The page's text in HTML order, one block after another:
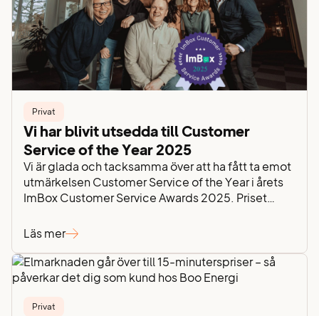
Privat
Vi har blivit utsedda till Customer
Service of the Year 2025
Vi är glada och tacksamma över att ha fått ta emot
utmärkelsen Customer Service of the Year i årets
ImBox Customer Service Awards 2025. Priset
på ett engagerat, tillgängligt och användarvänligt
och inspirerande. “Det här…
Läs mer
Privat